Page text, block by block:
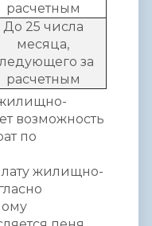
расчетным
До 25 числа
месяца,
за
расчетным
возможность
по
жилищно-